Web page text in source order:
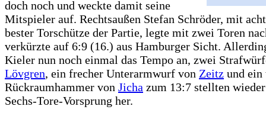
doch noch und weckte damit seine
Mitspieler auf. Rechtsaußen Stefan Schröder, mit
bester Torschütze der Partie, legte mit zwei Toren
verkürzte auf 6:9 (16.) aus Hamburger Sicht.
Kieler nun noch einmal das Tempo an, zwei
Lövgren, ein frecher Unterarmwurf von Zeitz und ein
Rückraumhammer von Jicha zum 13:7 stellten
Sechs-Tore-Vorsprung her.